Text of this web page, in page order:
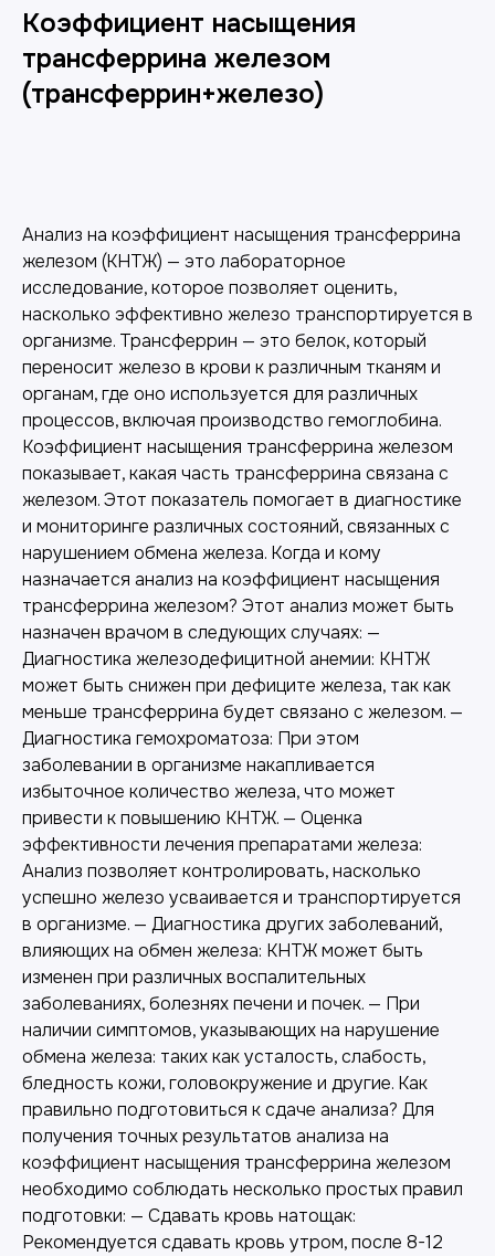
Коэффициент насыщения
трансферрина железом
(трансферрин+железо)
Анализ на коэффициент насыщения трансферрина
железом (КНТЖ) — это лабораторное
исследование, которое позволяет оценить,
насколько эффективно железо транспортируется в
организме. Трансферрин — это белок, который
переносит железо в крови к различным тканям и
органам, где оно используется для различных
процессов, включая производство гемоглобина.
Коэффициент насыщения трансферрина железом
показывает, какая часть трансферрина связана с
железом. Этот показатель помогает в диагностике
и мониторинге различных состояний, связанных с
нарушением обмена железа. Когда и кому
назначается анализ на коэффициент насыщения
трансферрина железом? Этот анализ может быть
назначен врачом в следующих случаях: —
Диагностика железодефицитной анемии: КНТЖ
может быть снижен при дефиците железа, так как
меньше трансферрина будет связано с железом. —
Диагностика гемохроматоза: При этом
заболевании в организме накапливается
избыточное количество железа, что может
привести к повышению КНТЖ. — Оценка
эффективности лечения препаратами железа:
Анализ позволяет контролировать, насколько
успешно железо усваивается и транспортируется
в организме. — Диагностика других заболеваний,
влияющих на обмен железа: КНТЖ может быть
изменен при различных воспалительных
заболеваниях, болезнях печени и почек. — При
наличии симптомов, указывающих на нарушение
обмена железа: таких как усталость, слабость,
бледность кожи, головокружение и другие. Как
правильно подготовиться к сдаче анализа? Для
получения точных результатов анализа на
коэффициент насыщения трансферрина железом
необходимо соблюдать несколько простых правил
подготовки: — Сдавать кровь натощак:
Рекомендуется сдавать кровь утром, после 8-12